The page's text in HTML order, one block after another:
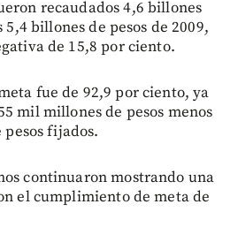
recaudados 4,6 billones
billones de pesos de 2009,
de 15,8 por ciento.
fue de 92,9 por ciento, ya
mil millones de pesos menos
fijados.
continuaron mostrando una
el cumplimiento de meta de